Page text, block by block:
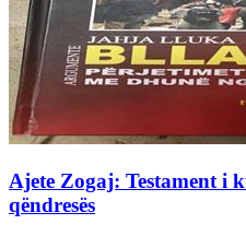
Ajete Zogaj: Testament i
qëndresës